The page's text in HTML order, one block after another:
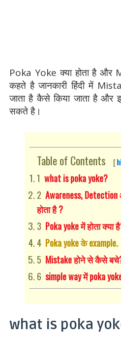
Poka Yoke क्या होता है
कहते है जानकारी हिंदी में
जाता है कैसे किया जाता है
सकते है।
Table of Contents [
what is poka yoke?
Awareness,
होता है ?
Poka yoke में होता क्या
Poka yoke के example.
Mistake होने से कैसे
simple wayमेंpoka
what is poka